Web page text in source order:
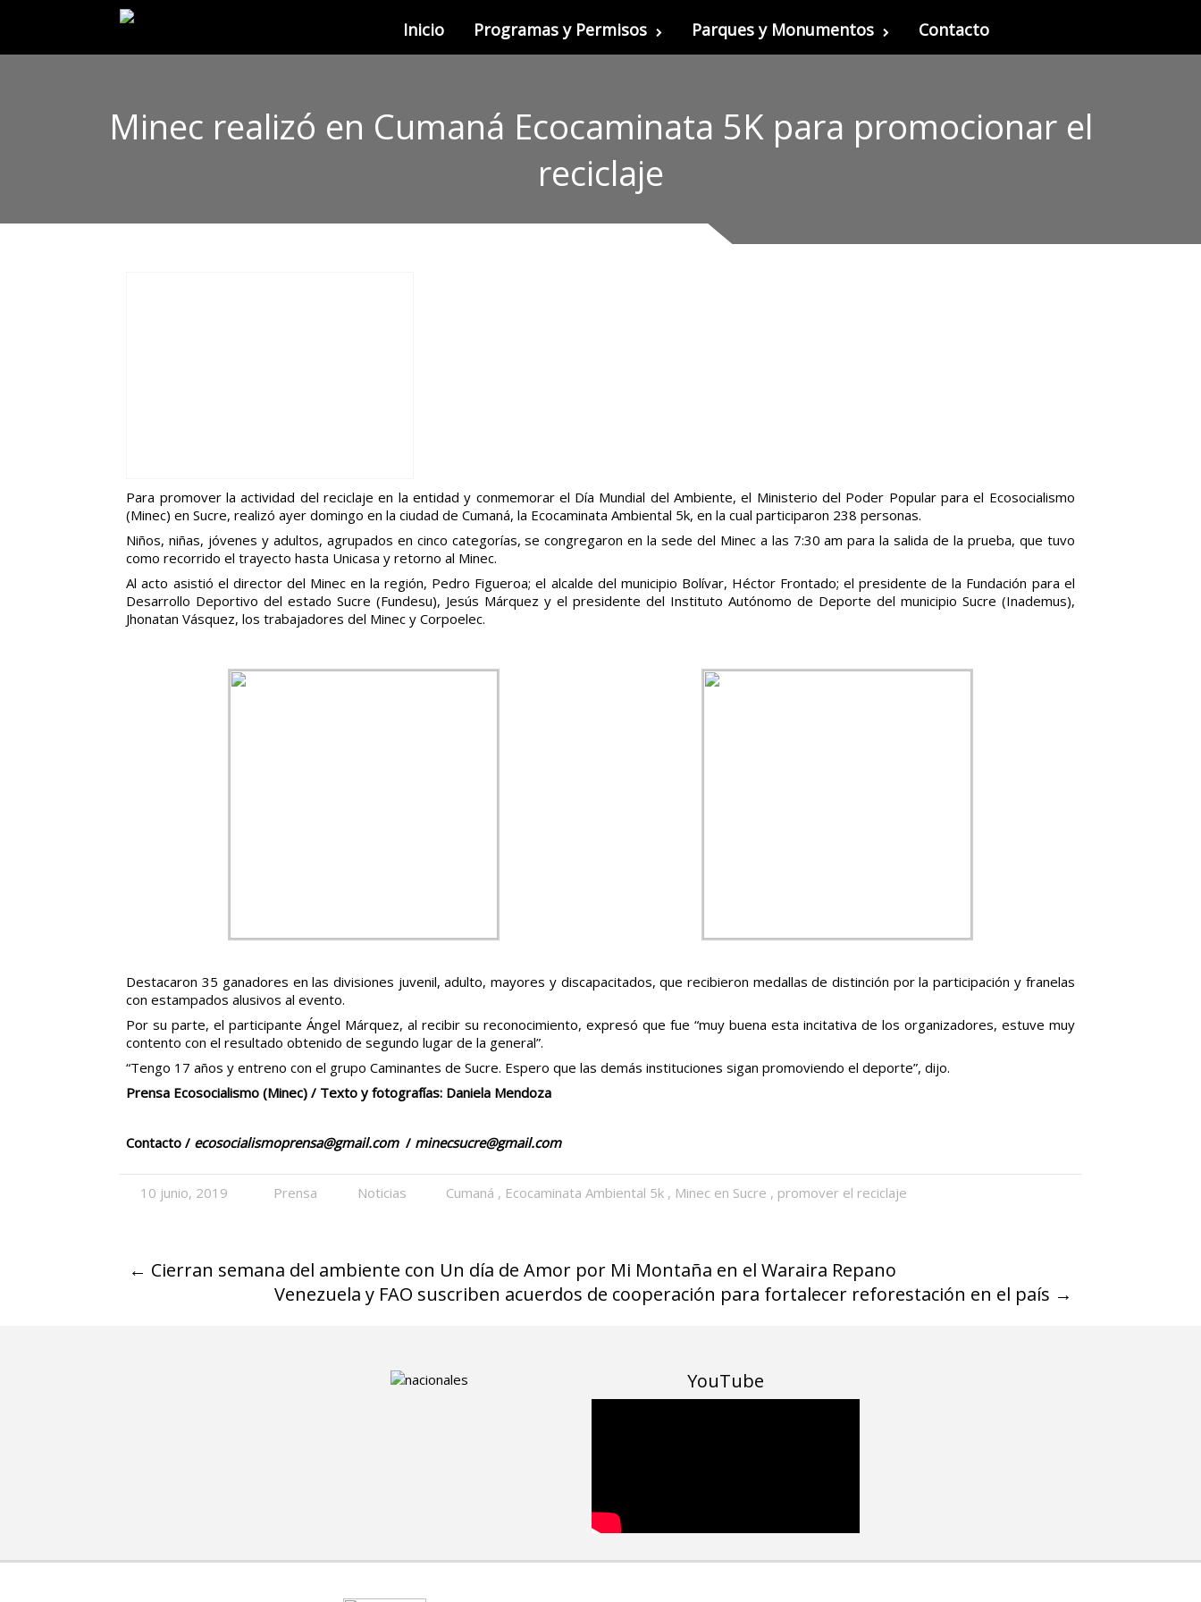
Inicio Programas y Permisos Parques y Monumentos Contacto
Minec realizó en Cumaná Ecocaminata 5K para promocionar el
reciclaje
Para promover la actividad del reciclaje en la entidad y conmemorar el Día Mundial del Ambiente, el Ministerio del Poder Popular para el Ecosocialismo
(Minec) en Sucre, realizó ayer domingo en la ciudad de Cumaná, la Ecocaminata Ambiental 5k, en la cual participaron 238 personas.
Niños, niñas, jóvenes y adultos, agrupados en cinco categorías, se congregaron en la sede del Minec a las 7:30 am para la salida de la prueba, que tuvo
como recorrido el trayecto hasta Unicasa y retorno al Minec.
Al acto asistió el director del Minec en la región, Pedro Figueroa; el alcalde del municipio Bolívar, Héctor Frontado; el presidente de la Fundación para el
Desarrollo Deportivo del estado Sucre (Fundesu), Jesús Márquez y el presidente del Instituto Autónomo de Deporte del municipio Sucre (Inademus),
Jhonatan Vásquez, los trabajadores del Minec y Corpoelec.
Destacaron 35 ganadores en las divisiones juvenil, adulto, mayores y discapacitados, que recibieron medallas de distinción por la participación y franelas
con estampados alusivos al evento.
Por su parte, el participante Ángel Márquez, al recibir su reconocimiento, expresó que fue “muy buena esta incitativa de los organizadores, estuve muy
contento con el resultado obtenido de segundo lugar de la general”.
“Tengo 17 años y entreno con el grupo Caminantes de Sucre. Espero que las demás instituciones sigan promoviendo el deporte”, dijo.
Prensa Ecosocialismo (Minec) / Texto y fotografías: Daniela Mendoza
Contacto / ecosocialismoprensa@gmail.com / minecsucre@gmail.com
10 junio, 2019 Prensa Noticias Cumaná , Ecocaminata Ambiental 5k , Minec en Sucre , promover el reciclaje
← Cierran semana del ambiente con Un día de Amor por Mi Montaña en el Waraira Repano
Venezuela y FAO suscriben acuerdos de cooperación para fortalecer reforestación en el país →
YouTube